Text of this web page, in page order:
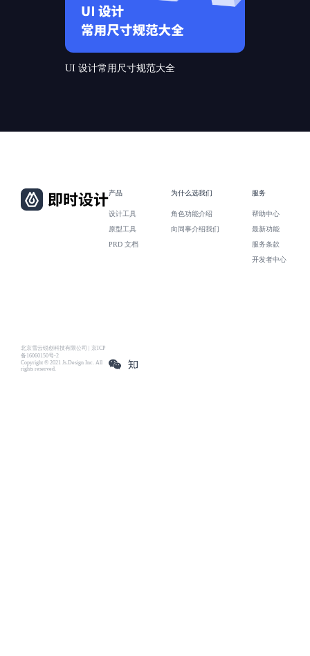
UI 设计常用尺寸规范大全
北京雪云锐创科技有限公司 | 京ICP
备16060150号-2
Copyright © 2021 Js.Design Inc. All
rights reserved.
产品
设计工具
原型工具
PRD 文档
为什么选我们
角色功能介绍
向同事介绍我们
服务
帮助中心
最新功能
服务条款
开发者中心